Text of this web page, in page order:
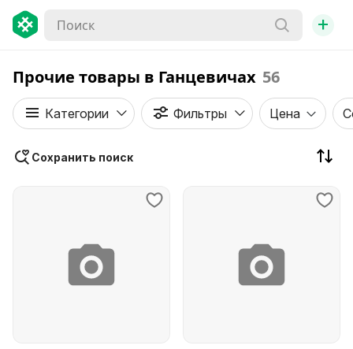
+
Прочие товары в Ганцевичах 56
Категории Фильтры Цена
Сохранить поиск